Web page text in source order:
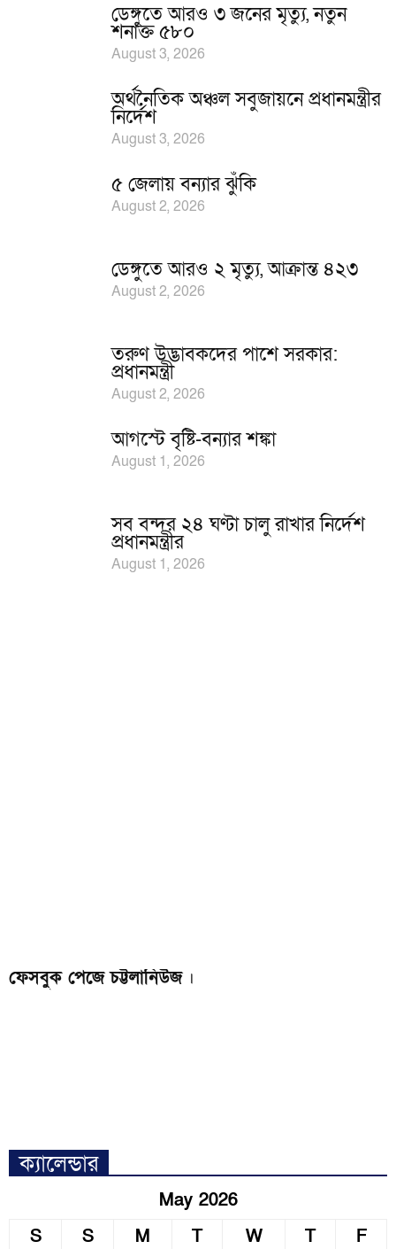
ডেঙ্গুতে আরও ৩ জনের মৃত্যু, নতুন
শনাক্ত ৫৮০
August 3, 2026
অর্থনৈতিক অঞ্চল সবুজায়নে প্রধানমন্ত্রীর
নির্দেশ
August 3, 2026
৫ জেলায় বন্যার ঝুঁকি
August 2, 2026
ডেঙ্গুতে আরও ২ মৃত্যু, আক্রান্ত ৪২৩
August 2, 2026
তরুণ উদ্ভাবকদের পাশে সরকার:
প্রধানমন্ত্রী
August 2, 2026
আগস্টে বৃষ্টি-বন্যার শঙ্কা
August 1, 2026
সব বন্দর ২৪ ঘণ্টা চালু রাখার নির্দেশ
প্রধানমন্ত্রীর
August 1, 2026
ফেসবুক পেজে চট্টলানিউজ ।
ক্যালেন্ডার
May 2026
S
S M T W T
F